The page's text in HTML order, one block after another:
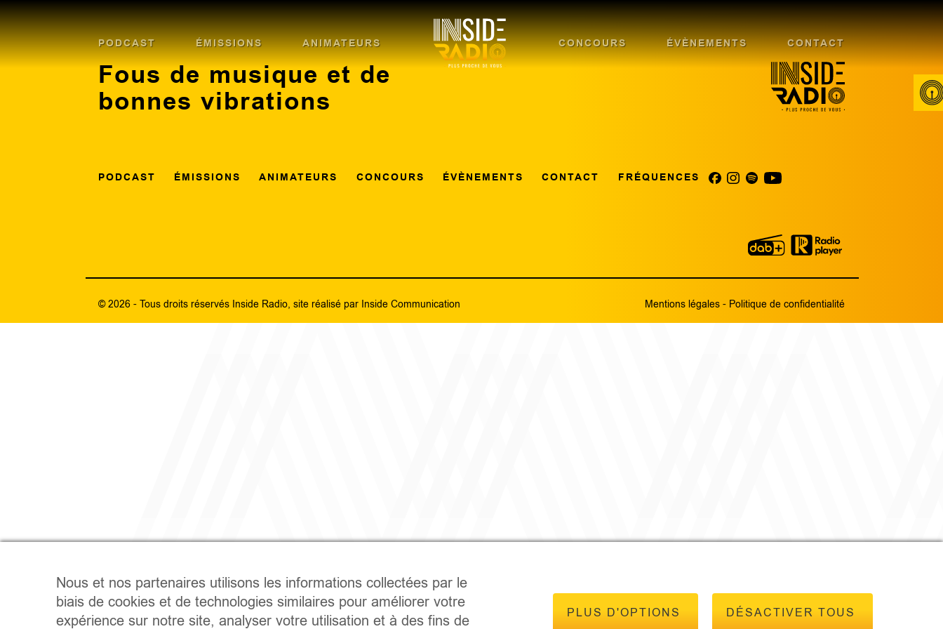
PODCAST ÉMISSIONS ANIMATEURS CONCOURS ÉVÈNEMENTS CONTACT
Fous de musique et de
bonnes vibrations
PODCAST ÉMISSIONS ANIMATEURS CONCOURS ÉVÈNEMENTS CONTACT FRÉQUENCES
© 2026 - Tous droits réservés Inside Radio, site réalisé par Inside Communication Mentions légales - Politique de confidentialité
Nous et nos partenaires utilisons les informations collectées par le
biais de cookies et de technologies similaires pour améliorer votre
expérience sur notre site, analyser votre utilisation et à des fins de
PLUS D'OPTIONS DÉSACTIVER TOUS